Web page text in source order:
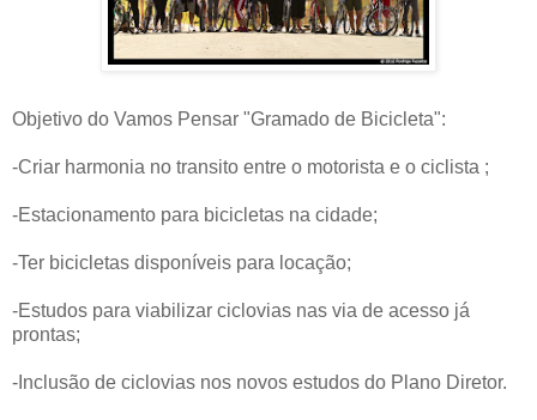
Objetivo do Vamos Pensar "Gramado de Bicicleta":
-Criar harmonia no transito entre o motorista e o ciclista ;
-Estacionamento para bicicletas na cidade;
-Ter bicicletas disponíveis para locação;
-Estudos para viabilizar ciclovias nas via de acesso já
prontas;
-Inclusão de ciclovias nos novos estudos do Plano Diretor.